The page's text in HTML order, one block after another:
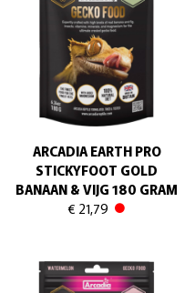
ARCADIA EARTH PRO
STICKYFOOT GOLD
BANAAN & VIJG 180 GRAM
€ 21,79